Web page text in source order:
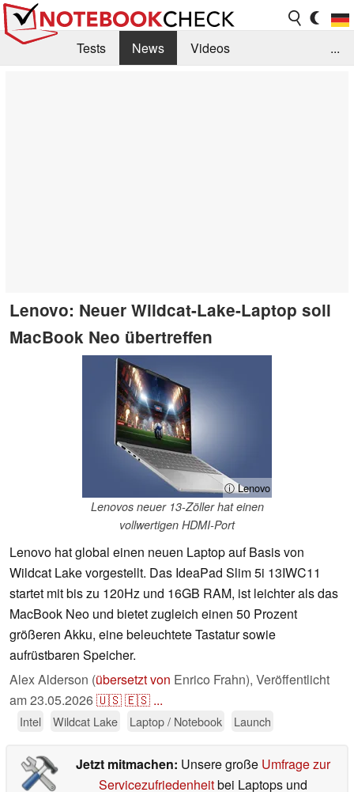
Tests News
Videos
...
Lenovo: Neuer Wildcat-Lake-Laptop soll
MacBook Neo übertreffen
ⓘ Lenovo
Lenovos neuer 13-Zöller hat einen
vollwertigen HDMI-Port
Lenovo hat global einen neuen Laptop auf Basis von
Wildcat Lake vorgestellt. Das IdeaPad Slim 5i 13IWC11
startet mit bis zu 120Hz und 16GB RAM, ist leichter als das
MacBook Neo und bietet zugleich einen 50 Prozent
größeren Akku, eine beleuchtete Tastatur sowie
aufrüstbaren Speicher.
Alex Alderson (übersetzt von Enrico Frahn), Veröffentlicht
am23.05.2026🇺🇸🇪🇸 ...
Intel Wildcat Lake Laptop / Notebook Launch
Jetzt mitmachen: Unsere große Umfrage zur
Servicezufriedenheitbei Laptops und